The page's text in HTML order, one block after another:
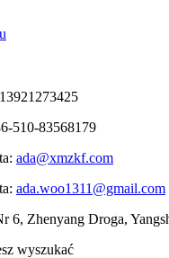
510-83568179
ada@xmzkf.com
ada.woo1311@gmail.com
6, Zhenyang Droga,
wyszukać